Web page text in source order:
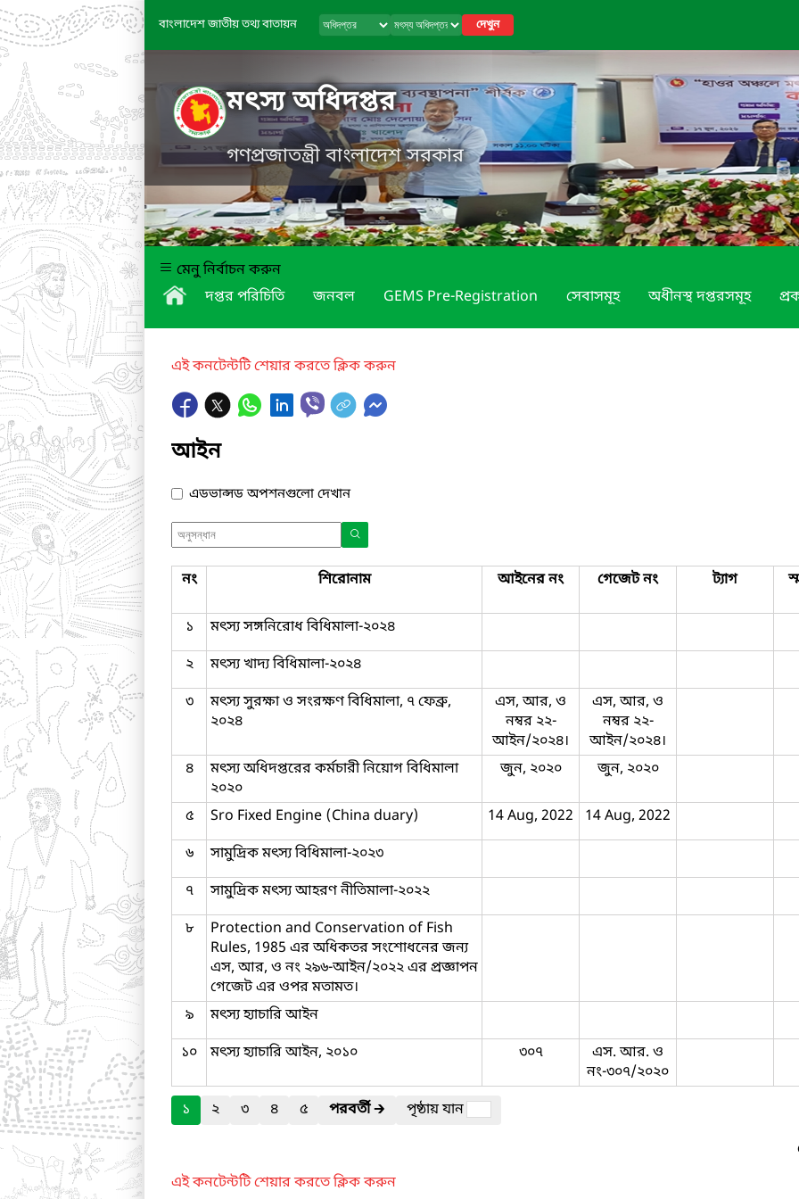
বাংলাদেশ জাতীয় তথ্য বাতায়ন দেখুন
মৎস্য অধিদপ্তর
গণপ্রজাতন্ত্রী বাংলাদেশ সরকার
মেনু নির্বাচন করুন
দপ্তর পরিচিতি
জনবল GEMS Pre-Registration সেবাসমূহ অধীনস্থ দপ্তরসমূহ
এই কনটেন্টটি শেয়ার করতে ক্লিক করুন
আইন
এডভান্সড অপশনগুলো দেখান
নং শিরোনাম আইনের নং গেজেট নং ট্যাগ
১ মৎস্য সঙ্গনিরোধ বিধিমালা-২০২৪
২
মৎস্য খাদ্য বিধিমালা-২০২৪
৩
মৎস্য সুরক্ষা ও সংরক্ষণ বিধিমালা, ৭ ফেব্রু,
২০২৪
এস, আর, ও
নম্বর ২২-
আইন/২০২৪।
এস, আর, ও
নম্বর ২২-
আইন/২০২৪।
৪
মৎস্য অধিদপ্তরের কর্মচারী নিয়োগ বিধিমালা
২০২০
জুন, ২০২০ জুন, ২০২০
৫ Sro Fixed Engine (China duary) 14 Aug, 2022 14 Aug, 2022
৬
সামুদ্রিক মৎস্য বিধিমালা-২০২৩
৭
সামুদ্রিক মৎস্য আহরণ নীতিমালা-২০২২
৮
Protection and Conservation of Fish
Rules, 1985 এর অধিকতর সংশোধনের জন্য
এস, আর, ও নং ২৯৬-আইন/২০২২ এর প্রজ্ঞাপন
গেজেট এর ওপর মতামত।
৯ মৎস্য হ্যাচারি আইন
১০
মৎস্য হ্যাচারি আইন, ২০১০ ৩০৭
এস. আর. ও
নং-৩০৭/২০২০
১ ২ ৩ ৪ ৫ পরবর্তী🡲
পৃষ্ঠায় যান
এই কনটেন্টটি শেয়ার করতে ক্লিক করুন